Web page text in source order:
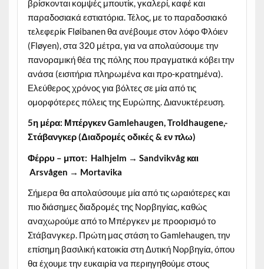
βρίσκονται κομψές μπουτίκ, γκαλερί, καφέ και
παραδοσιακά εστιατόρια. Τέλος, με το παραδοσιακό
τελεφερίκ Fløibanen θα ανέβουμε στον λόφο Φλόιεν
(Fløyen), στα 320 μέτρα, για να απολαύσουμε την
πανοραμική θέα της πόλης που πραγματικά κόβει την
ανάσα (εισιτήρια πληρωμένα και προ-κρατημένα).
Ελεύθερος χρόνος για βόλτες σε μία από τις
ομορφότερες πόλεις της Ευρώπης. Διανυκτέρευση.
5η μέρα: ΜπέργκενGamlehaugen,Troldhaugene,-
Στάβανγκερ (Διαδρομές οδικές & εν πλω)
Φέρρυ – μποτ: Halhjelm → Sandvikvåg και
Arsvågen → Mortavika
Σήμερα θα απολαύσουμε μία από τις ωραιότερες και
πιο διάσημες διαδρομές της Νορβηγίας, καθώς
αναχωρούμε από το Μπέργκεν με προορισμό το
Στάβανγκερ. Πρώτη μας στάση το Gamlehaugen, την
επίσημη βασιλική κατοικία στη Δυτική Νορβηγία, όπου
θα έχουμε την ευκαιρία να περιηγηθούμε στους